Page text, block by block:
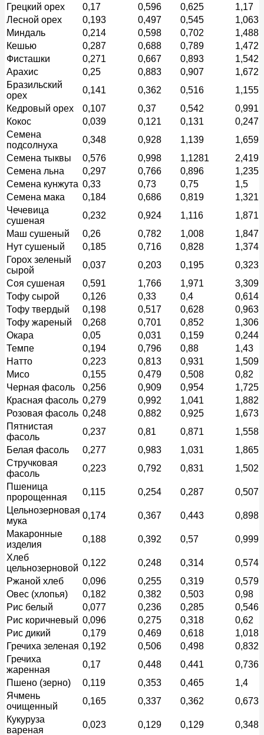
Грецкий орех
0,17 0,596 0,625
1,17
Лесной орех
0,193 0,497 0,545
1,063
Миндаль
0,214 0,598 0,702
1,488
Кешью
0,287 0,688 0,789
1,472
Фисташки
0,271 0,667 0,893
1,542
Арахис
0,25 0,883 0,907
1,672
Бразильский
орех
0,141 0,362 0,516
1,155
Кедровый орех
0,107 0,37 0,542
0,991
Кокос
0,039 0,121 0,131
0,247
Семена
подсолнуха
0,348 0,928 1,139
1,659
Семена тыквы
0,576 0,998 1,1281
2,419
Семена льна
0,297 0,766 0,896
1,235
Семена кунжута 0,33 0,73 0,75
1,5
Семена мака
0,184 0,686 0,819
1,321
Чечевица
сушеная
0,232 0,924 1,116
1,871
Маш сушеный
0,26 0,782 1,008
1,847
Нут сушеный
0,185 0,716 0,828
1,374
Горох зеленый
сырой
0,037 0,203 0,195
0,323
Соя сушеная
0,591 1,766 1,971
3,309
Тофу сырой
0,126 0,33 0,4
0,614
Тофу твердый
0,198 0,517 0,628
0,963
Тофу жареный
0,268 0,701 0,852
1,306
Окара
0,05 0,031 0,159
0,244
Темпе
0,194 0,796 0,88
1,43
Натто
0,223 0,813 0,931
1,509
Мисо
0,155 0,479 0,508
0,82
Черная фасоль
0,256 0,909 0,954
1,725
Красная фасоль 0,279 0,992 1,041
1,882
Розовая фасоль 0,248 0,882 0,925
1,673
Пятнистая
фасоль
0,237 0,81 0,871
1,558
Белая фасоль
0,277 0,983 1,031
1,865
Стручковая
фасоль
0,223 0,792 0,831
1,502
Пшеница
пророщенная
0,115 0,254 0,287
0,507
Цельнозерновая
мука
0,174 0,367 0,443
0,898
Макаронные
изделия
0,188 0,392 0,57
0,999
Хлеб
цельнозерновой
0,122 0,248 0,314
0,574
Ржаной хлеб
0,096 0,255 0,319
0,579
Овес (хлопья)
0,182 0,382 0,503
0,98
Рис белый
0,077 0,236 0,285
0,546
Рис коричневый 0,096 0,275 0,318
0,62
Рис дикий
0,179 0,469 0,618
1,018
Гречиха зеленая 0,192 0,506 0,498
0,832
Гречиха
жаренная
0,17 0,448 0,441
0,736
Пшено (зерно)
0,119 0,353 0,465
1,4
Ячмень
очищенный
0,165 0,337 0,362
0,673
Кукуруза
вареная
0,023 0,129 0,129 0,348